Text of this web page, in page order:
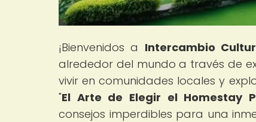
¡Bienvenidos a Intercambio
alrededor del mundo a través de
vivir en comunidades locales y
"El Arte de Elegir el Homestay
consejos imperdibles para una